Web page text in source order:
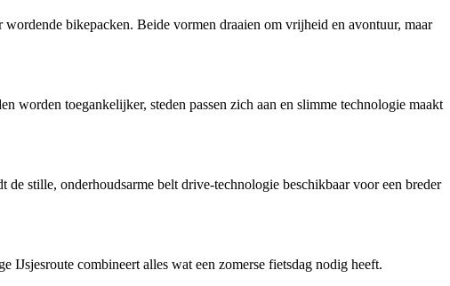
bikepacken. Beide vormen draaien om vrijheid en avontuur, maar
worden toegankelijker, steden passen zich aan en slimme technologie maakt
stille, onderhoudsarme belt drive-technologie beschikbaar voor een breder
combineert alles wat een zomerse fietsdag nodig heeft.